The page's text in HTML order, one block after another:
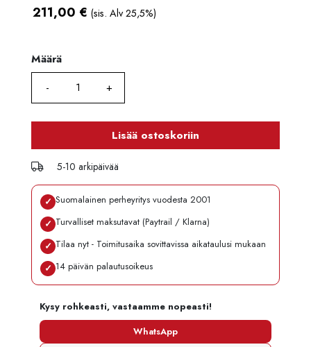
211,00 € (sis. Alv 25,5%)
Määrä
Määrä
Lisää ostoskoriin
5-10 arkipäivää
✓ Suomalainen perheyritys vuodesta 2001
✓ Turvalliset maksutavat (Paytrail / Klarna)
✓ Tilaa nyt - Toimitusaika sovittavissa aikataulusi mukaan
✓ 14 päivän palautusoikeus
Kysy rohkeasti, vastaamme nopeasti!
WhatsApp